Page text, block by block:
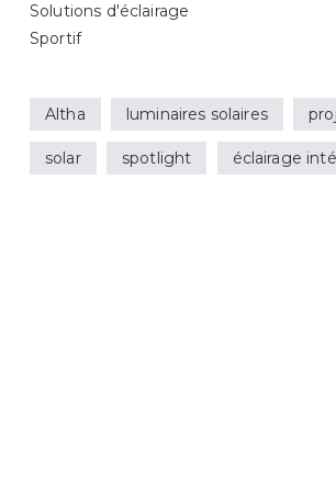
Solutions d'éclairage
Sportif
Altha luminaires solaires
solar spotlight éclairage